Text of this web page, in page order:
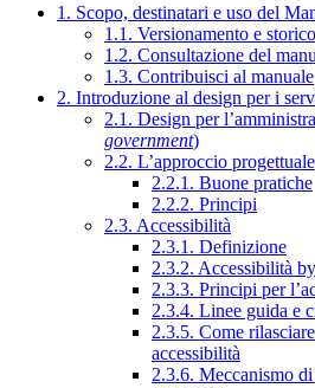
1. Scopo, destinatari e uso del
1.1. Versionamento e storico
1.2. Consultazione del
1.3. Contribuisci al manuale
2. Introduzione al design per i
2.1. Design per
government)
2.2. L’approccio progettuale
2.2.1. Buone pratiche
2.2.2. Principi
2.3. Accessibilità
2.3.1. Definizione
2.3.2. Accessibilità
2.3.3. Principi per
2.3.4. Linee guida e
2.3.5. Come
accessibilità
2.3.6. Meccanismo